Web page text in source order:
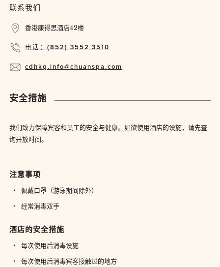
联系我们
香港康得思酒店42楼
电话：(852) 3552 3510
cdhkg.info@chuanspa.com
安全措施
我们致力保障宾客和员工的安全与健康。如欲使用酒店的设施，请先查
询开放时间。
注意事项
佩戴口罩（游泳期间除外）
经常消毒双手
酒店的安全措施
每次使用后消毒设施
每次使用后消毒宾客接触过的地方